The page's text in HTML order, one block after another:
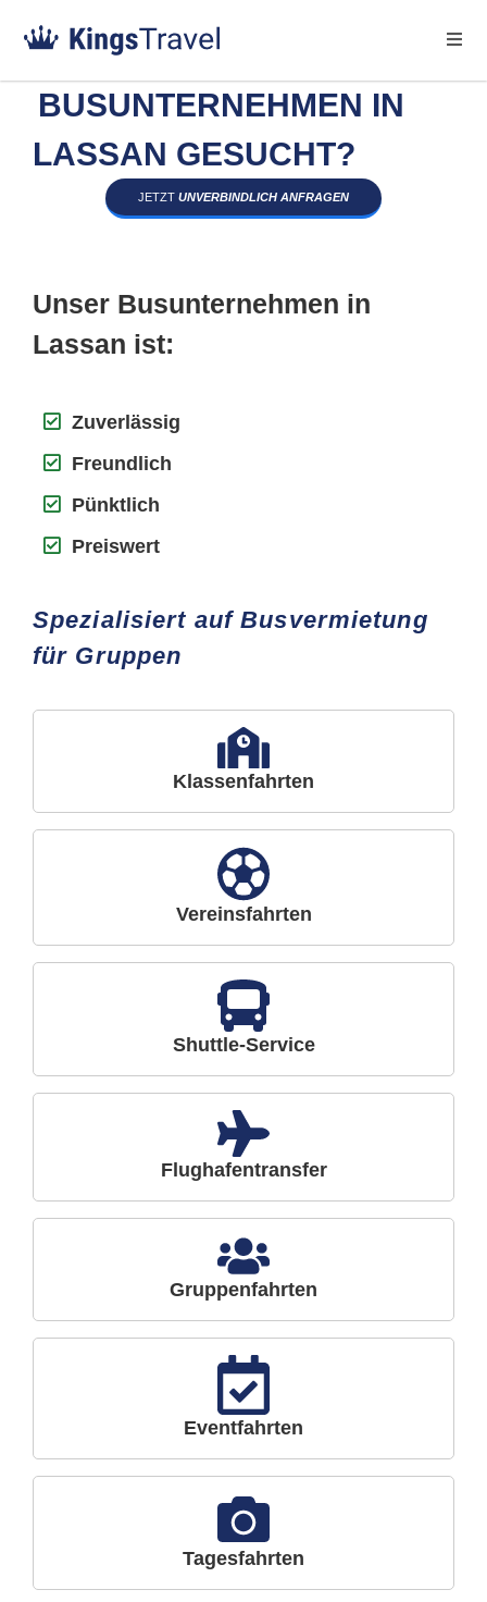
BUSUNTERNEHMEN IN
LASSAN GESUCHT?
JETZT UNVERBINDLICH ANFRAGEN
Unser Busunternehmen in
Lassan ist:
Zuverlässig
Freundlich
Pünktlich
Preiswert
Spezialisiert auf Busvermietung
für Gruppen
Klassenfahrten
Vereinsfahrten
Shuttle-Service
Flughafentransfer
Gruppenfahrten
Eventfahrten
Tagesfahrten